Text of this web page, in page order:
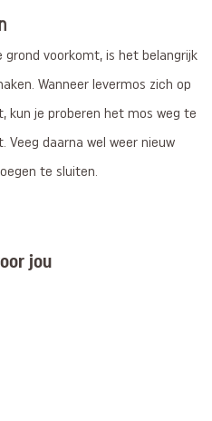
voorkomt, is het belangrijk
Wanneer levermos zich op
kun je proberen het mos weg te
Veeg daarna wel weer nieuw
te sluiten.
jou